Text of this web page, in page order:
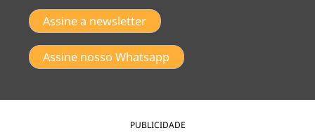
Assine a newsletter
Assine nosso Whatsapp
PUBLICIDADE